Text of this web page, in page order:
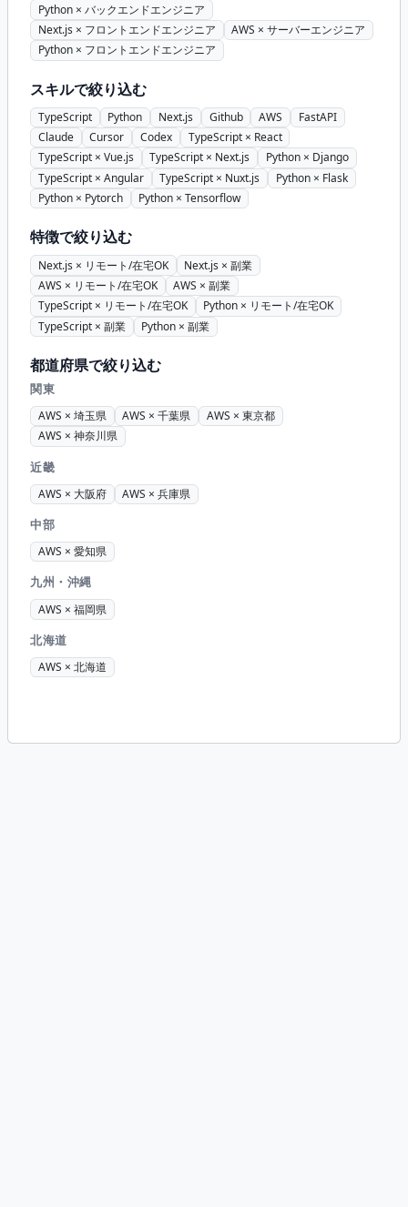
Python × バックエンドエンジニア
Next.js × フロントエンドエンジニア
AWS × サーバーエンジニア
Python × フロントエンドエンジニア
スキルで絞り込む
TypeScript Python Next.js Github AWS
FastAPI
Claude
Cursor Codex
TypeScript × React
TypeScript × Vue.js
TypeScript × Next.js
Python × Django
TypeScript × Angular
TypeScript × Nuxt.js
Python × Flask
Python × Pytorch
Python × Tensorflow
特徴で絞り込む
Next.js × リモート/在宅OK
Next.js × 副業
AWS × リモート/在宅OK
AWS × 副業
TypeScript × リモート/在宅OK
Python × リモート/在宅OK
TypeScript × 副業
Python × 副業
都道府県で絞り込む
関東
AWS × 埼玉県 AWS × 千葉県
AWS × 東京都
AWS × 神奈川県
近畿
AWS × 大阪府 AWS × 兵庫県
中部
AWS × 愛知県
九州・沖縄
AWS × 福岡県
北海道
AWS × 北海道